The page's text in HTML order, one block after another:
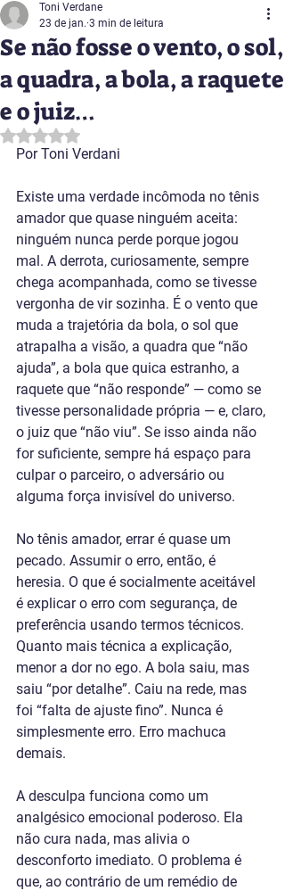
Se não fosse o vento, o sol,
a quadra, a bola, a raquete
e o juiz…
Toni Verdane
23 de jan. 3 min de leitura
Avaliado com NaN de 5 estrelas.
Por Toni Verdani
Existe uma verdade incômoda no tênis
amador que quase ninguém aceita:
ninguém nunca perde porque jogou
mal. A derrota, curiosamente, sempre
chega acompanhada, como se tivesse
vergonha de vir sozinha. É o vento que
muda a trajetória da bola, o sol que
atrapalha a visão, a quadra que “não
ajuda”, a bola que quica estranho, a
raquete que “não responde” — como se
tivesse personalidade própria — e, claro,
o juiz que “não viu”. Se isso ainda não
for suficiente, sempre há espaço para
culpar o parceiro, o adversário ou
alguma força invisível do universo.
No tênis amador, errar é quase um
pecado. Assumir o erro, então, é
heresia. O que é socialmente aceitável
é explicar o erro com segurança, de
preferência usando termos técnicos.
Quanto mais técnica a explicação,
menor a dor no ego. A bola saiu, mas
saiu “por detalhe”. Caiu na rede, mas
foi “falta de ajuste fino”. Nunca é
simplesmente erro. Erro machuca
demais.
A desculpa funciona como um
analgésico emocional poderoso. Ela
não cura nada, mas alivia o
desconforto imediato. O problema é
que, ao contrário de um remédio de